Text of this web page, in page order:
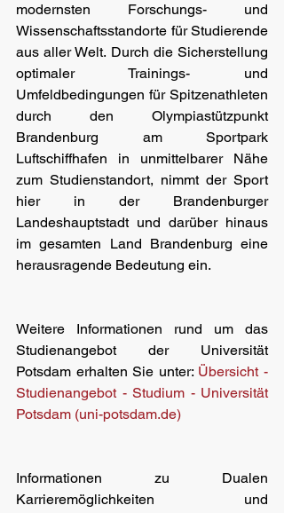
modernsten Forschungs- und
Wissenschaftsstandorte für Studierende
aus aller Welt. Durch die Sicherstellung
optimaler Trainings- und
Umfeldbedingungen für Spitzenathleten
durch den Olympiastützpunkt
Brandenburg am Sportpark
Luftschiffhafen in unmittelbarer Nähe
zum Studienstandort, nimmt der Sport
hier in der Brandenburger
Landeshauptstadt und darüber hinaus
im gesamten Land Brandenburg eine
herausragende Bedeutung ein.
Weitere Informationen rund um das
Studienangebot der Universität
Potsdam erhalten Sie unter: Übersicht -
Studienangebot - Studium - Universität
Potsdam (uni-potsdam.de)
Informationen zu Dualen
Karrieremöglichkeiten und